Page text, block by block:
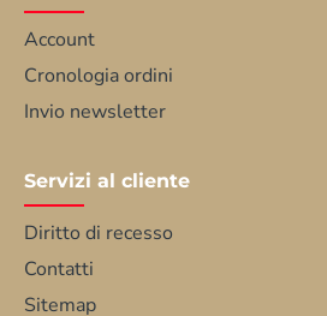
Account
Cronologia ordini
Invio newsletter
Servizi al cliente
Diritto di recesso
Contatti
Sitemap